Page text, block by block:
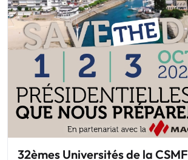
32èmes Universités de la CSMF